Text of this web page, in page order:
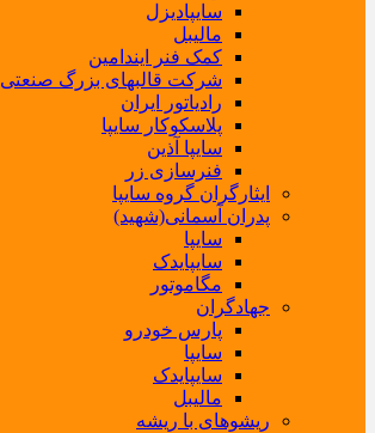
سایپادیزل
مالیبل
کمک فنر ایندامین
شرکت قالبهای بزرگ صنعتی
رادیاتور ایران
پلاسکوکار سایپا
سایپا آذین
فنرسازی زر
ایثارگران گروه سایپا
پدران آسمانی(شهید)
سایپا
سایپایدک
مگاموتور
جهادگران
پارس خودرو
سایپا
سایپایدک
مالیبل
ریشوهای با ریشه